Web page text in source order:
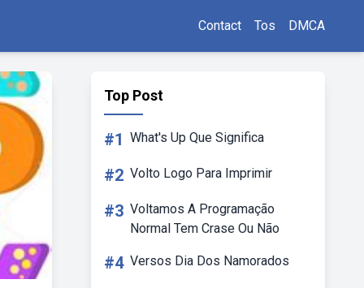
Contact Tos DMCA
Top Post
#1 What's Up Que Significa
#2 Volto Logo Para Imprimir
#3 Voltamos A Programação
Normal Tem Crase Ou Não
#4 Versos Dia Dos Namorados